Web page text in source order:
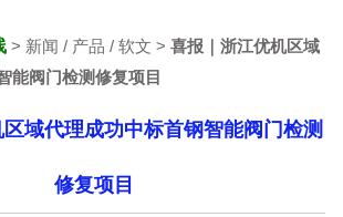
> 新闻 / 产品 / 软文 >喜报｜浙江优机区域
能阀门检测修复项目
域代理成功中标首钢智能阀门检测
修复项目